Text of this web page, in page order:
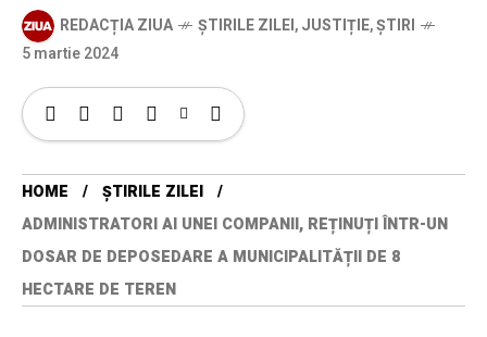
REDACȚIA ZIUA ȘTIRILE ZILEI,JUSTIȚIE,ȘTIRI
5 martie 2024
HOME
ȘTIRILE ZILEI
ADMINISTRATORI AI UNEI COMPANII, REȚINUȚI ÎNTR-UN
DOSAR DE DEPOSEDARE A MUNICIPALITĂȚII DE 8
HECTARE DE TEREN